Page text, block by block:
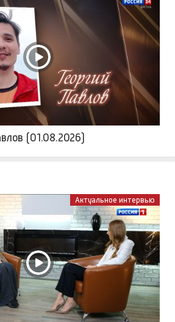
(01.08.2026)
Актуальное интервью